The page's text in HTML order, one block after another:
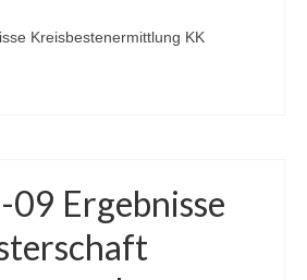
Kreisbestenermittlung KK
Ergebnisse